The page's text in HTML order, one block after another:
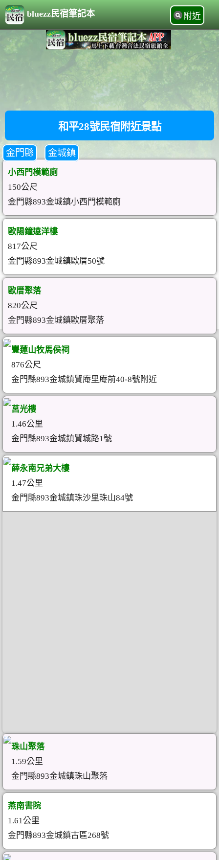
bluezz民宿筆記本 附近
和平28號民宿附近景點
金門縣 金城鎮
小西門模範廁
150公尺
金門縣893金城鎮小西門模範廁
歐陽鐘遠洋樓
817公尺
金門縣893金城鎮歐厝50號
歐厝聚落
820公尺
金門縣893金城鎮歐厝聚落
豐蓮山牧馬侯祠
876公尺
金門縣893金城鎮賢庵里庵前40-8號附近
莒光樓
1.46公里
金門縣893金城鎮賢城路1號
薛永南兄弟大樓
1.47公里
金門縣893金城鎮珠沙里珠山84號
珠山聚落
1.59公里
金門縣893金城鎮珠山聚落
燕南書院
1.61公里
金門縣893金城鎮古區268號